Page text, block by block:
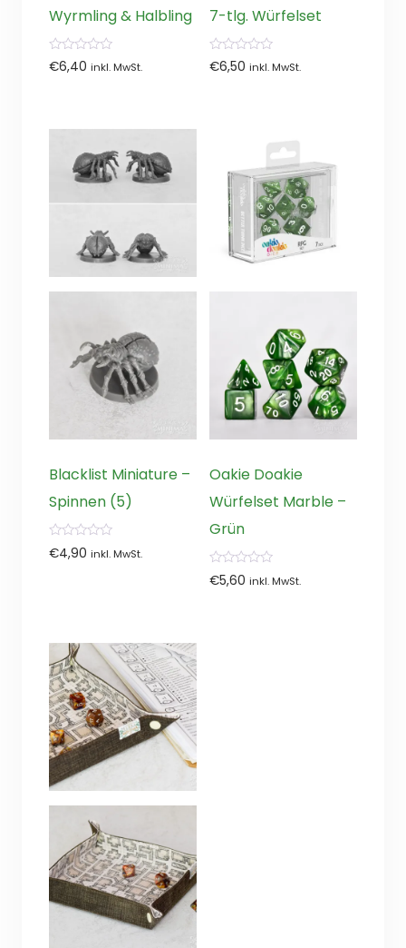
Wyrmling & Halbling
0
von
€6,40 inkl. MwSt.
7-tlg. Würfelset
0
von
€6,50 inkl. MwSt.
Blacklist Miniature –
Spinnen (5)
0
von
€4,90 inkl. MwSt.
Oakie Doakie
Würfelset Marble –
Grün
0
von
€5,60 inkl. MwSt.